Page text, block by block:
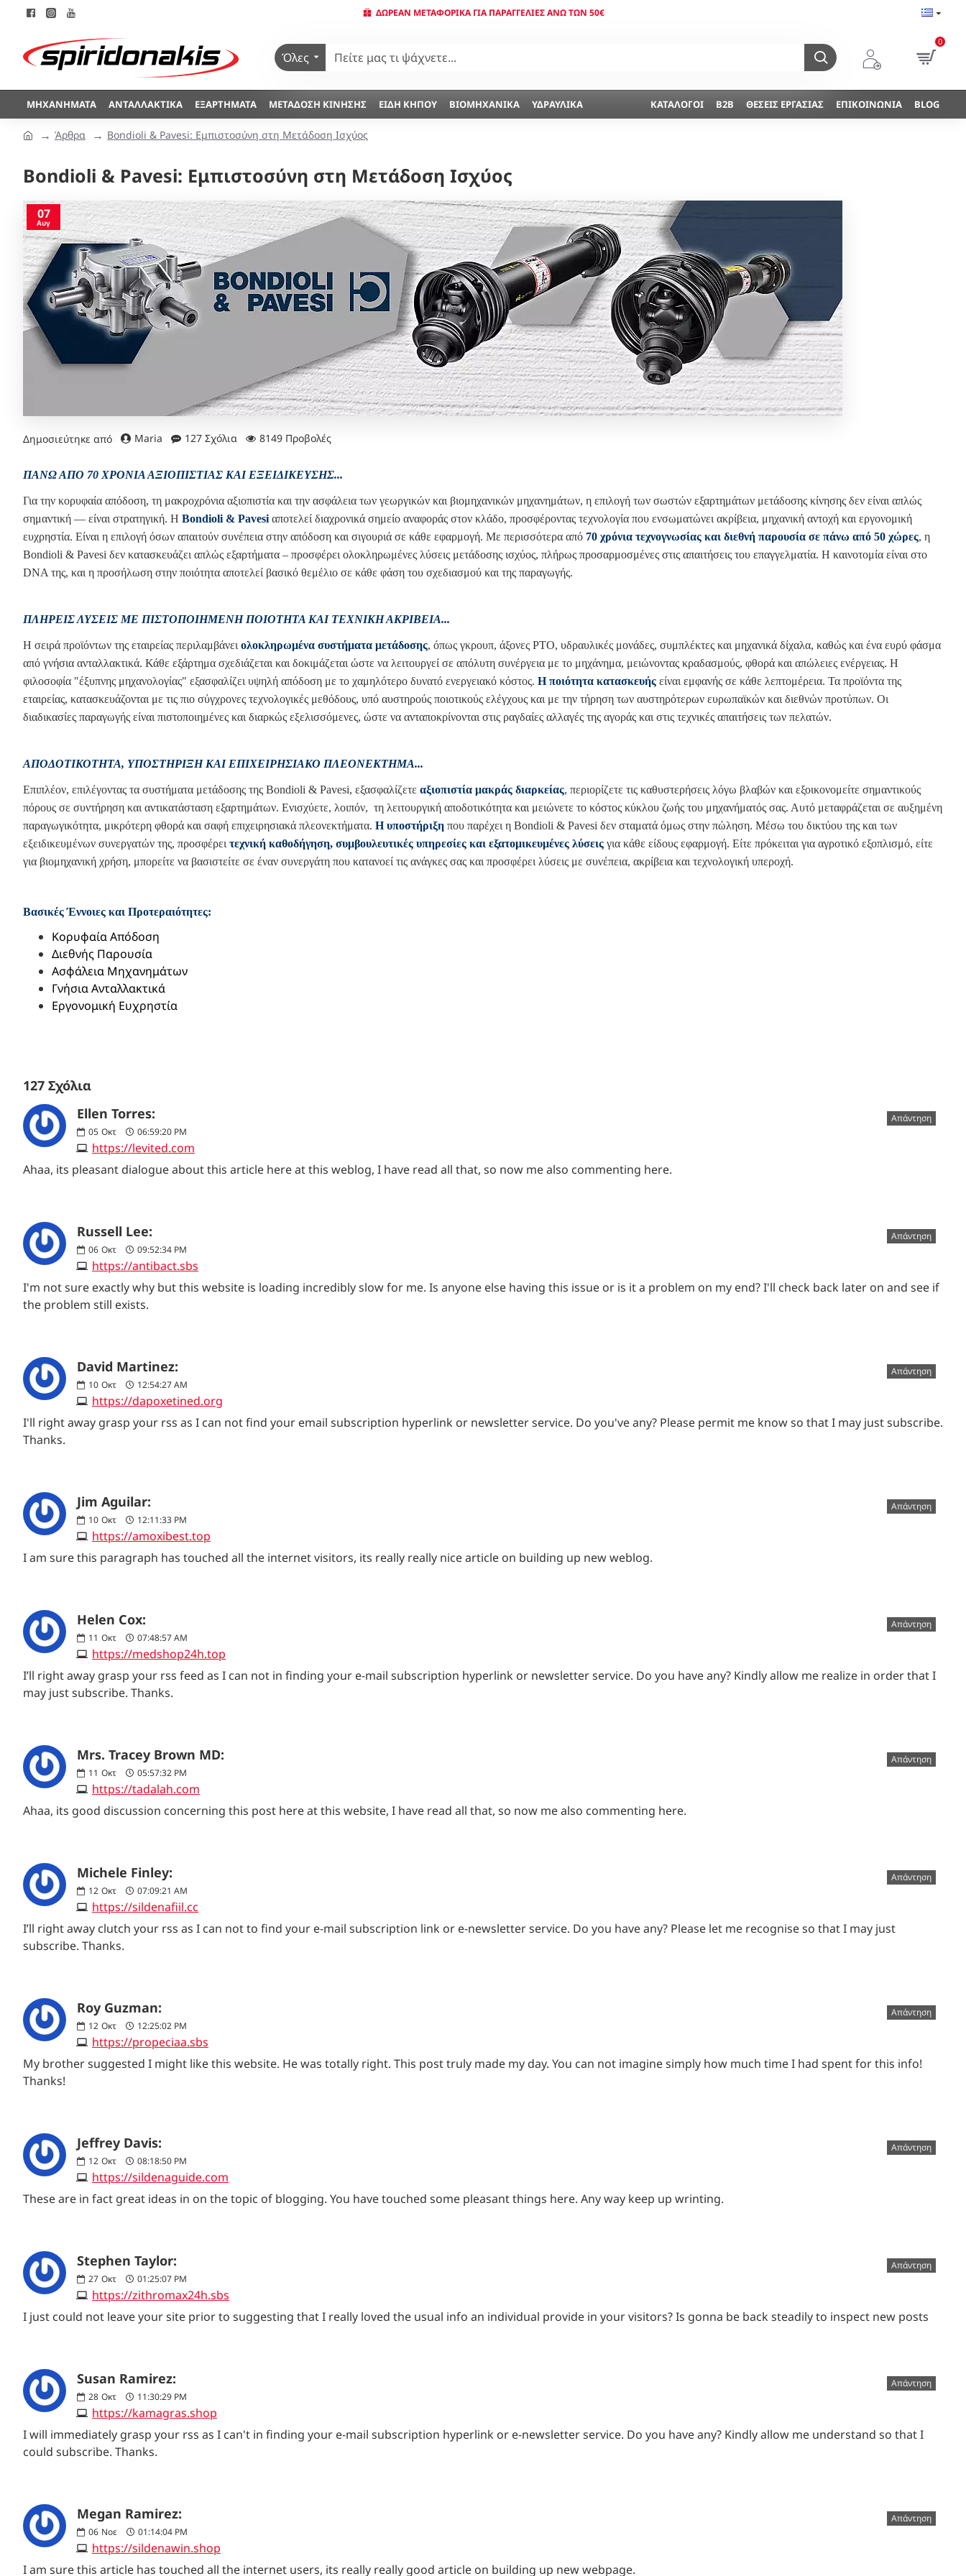
ΔΩΡΕΆΝ ΜΕΤΑΦΟΡΙΚΆ ΓΙΑ ΠΑΡΑΓΓΕΛΊΕΣ ΆΝΩ ΤΩΝ 50€
Όλες
0
ΜΗΧΑΝΉΜΑΤΑ ΑΝΤΑΛΛΑΚΤΙΚΆ ΕΞΑΡΤΉΜΑΤΑ ΜΕΤΆΔΟΣΗ ΚΊΝΗΣΗΣ ΕΊΔΗ ΚΉΠΟΥ ΒΙΟΜΗΧΑΝΙΚΆ ΥΔΡΑΥΛΙΚΆ ΚΑΤΆΛΟΓΟΙ B2B ΘΈΣΕΙΣ ΕΡΓΑΣΊΑΣ ΕΠΙΚΟΙΝΩΝΊΑ BLOG
Άρθρα Bondioli & Pavesi: Εμπιστοσύνη στη Μετάδοση Ισχύος
Bondioli & Pavesi: Εμπιστοσύνη στη Μετάδοση Ισχύος
07
Αυγ
Δημοσιεύτηκε από Maria 127 Σχόλια 8149 Προβολές
ΠΆΝΩ ΑΠΌ 70 ΧΡΌΝΙΑ ΑΞΙΟΠΙΣΤΊΑΣ ΚΑΙ ΕΞΕΙΔΊΚΕΥΣΗΣ...
Για την κορυφαία απόδοση, τη μακροχρόνια αξιοπιστία και την ασφάλεια των γεωργικών και βιομηχανικών μηχανημάτων, η επιλογή των σωστών εξαρτημάτων μετάδοσης κίνησης δεν είναι απλώς
σημαντική — είναι στρατηγική. Η Bondioli & Pavesi αποτελεί διαχρονικά σημείο αναφοράς στον κλάδο, προσφέροντας τεχνολογία που ενσωματώνει ακρίβεια, μηχανική αντοχή και εργονομική
ευχρηστία. Είναι η επιλογή όσων απαιτούν συνέπεια στην απόδοση και σιγουριά σε κάθε εφαρμογή. Με περισσότερα από 70 χρόνια τεχνογνωσίας και διεθνή παρουσία σε πάνω από 50 χώρες, η
Bondioli & Pavesi δεν κατασκευάζει απλώς εξαρτήματα – προσφέρει ολοκληρωμένες λύσεις μετάδοσης ισχύος, πλήρως προσαρμοσμένες στις απαιτήσεις του επαγγελματία. Η καινοτομία είναι στο
DNA της, και η προσήλωση στην ποιότητα αποτελεί βασικό θεμέλιο σε κάθε φάση του σχεδιασμού και της παραγωγής.
ΠΛΉΡΕΙΣ ΛΎΣΕΙΣ ΜΕ ΠΙΣΤΟΠΟΙΗΜΈΝΗ ΠΟΙΌΤΗΤΑ ΚΑΙ ΤΕΧΝΙΚΉ ΑΚΡΊΒΕΙΑ...
Η σειρά προϊόντων της εταιρείας περιλαμβάνει ολοκληρωμένα συστήματα μετάδοσης, όπως γκρουπ, άξονες PTO, υδραυλικές μονάδες, συμπλέκτες και μηχανικά δίχαλα, καθώς και ένα ευρύ φάσμα
από γνήσια ανταλλακτικά. Κάθε εξάρτημα σχεδιάζεται και δοκιμάζεται ώστε να λειτουργεί σε απόλυτη συνέργεια με το μηχάνημα, μειώνοντας κραδασμούς, φθορά και απώλειες ενέργειας. Η
φιλοσοφία "έξυπνης μηχανολογίας" εξασφαλίζει υψηλή απόδοση με το χαμηλότερο δυνατό ενεργειακό κόστος. Η ποιότητα κατασκευής είναι εμφανής σε κάθε λεπτομέρεια. Τα προϊόντα της
εταιρείας, κατασκευάζονται με τις πιο σύγχρονες τεχνολογικές μεθόδους, υπό αυστηρούς ποιοτικούς ελέγχους και με την τήρηση των αυστηρότερων ευρωπαϊκών και διεθνών προτύπων. Οι
διαδικασίες παραγωγής είναι πιστοποιημένες και διαρκώς εξελισσόμενες, ώστε να ανταποκρίνονται στις ραγδαίες αλλαγές της αγοράς και στις τεχνικές απαιτήσεις των πελατών.
ΑΠΟΔΟΤΙΚΌΤΗΤΑ, ΥΠΟΣΤΉΡΙΞΗ ΚΑΙ ΕΠΙΧΕΙΡΗΣΙΑΚΌ ΠΛΕΟΝΈΚΤΗΜΑ...
Επιπλέον, επιλέγοντας τα συστήματα μετάδοσης της Bondioli & Pavesi, εξασφαλίζετε αξιοπιστία μακράς διαρκείας, περιορίζετε τις καθυστερήσεις λόγω βλαβών και εξοικονομείτε σημαντικούς
πόρους σε συντήρηση και αντικατάσταση εξαρτημάτων. Ενισχύετε, λοιπόν, τη λειτουργική αποδοτικότητα και μειώνετε το κόστος κύκλου ζωής του μηχανήματός σας. Αυτό μεταφράζεται σε αυξημένη
παραγωγικότητα, μικρότερη φθορά και σαφή επιχειρησιακά πλεονεκτήματα. Η υποστήριξη που παρέχει η Bondioli & Pavesi δεν σταματά όμως στην πώληση. Μέσω του δικτύου της και των
εξειδικευμένων συνεργατών της, προσφέρει τεχνική καθοδήγηση, συμβουλευτικές υπηρεσίες και εξατομικευμένες λύσεις για κάθε είδους εφαρμογή. Είτε πρόκειται για αγροτικό εξοπλισμό, είτε
για βιομηχανική χρήση, μπορείτε να βασιστείτε σε έναν συνεργάτη που κατανοεί τις ανάγκες σας και προσφέρει λύσεις με συνέπεια, ακρίβεια και τεχνολογική υπεροχή.
Βασικές Έννοιες και Προτεραιότητες:
Κορυφαία Απόδοση
Διεθνής Παρουσία
Ασφάλεια Μηχανημάτων
Γνήσια Ανταλλακτικά
Εργονομική Ευχρηστία
127 Σχόλια
Ellen Torres:
05 Οκτ 06:59:20 PM
https://levited.com
Απάντηση
Ahaa, its pleasant dialogue about this article here at this weblog, I have read all that, so now me also commenting here.
Russell Lee:
06 Οκτ 09:52:34 PM
https://antibact.sbs
Απάντηση
I'm not sure exactly why but this website is loading incredibly slow for me. Is anyone else having this issue or is it a problem on my end? I'll check back later on and see if
the problem still exists.
David Martinez:
10 Οκτ 12:54:27 AM
https://dapoxetined.org
Απάντηση
I'll right away grasp your rss as I can not find your email subscription hyperlink or newsletter service. Do you've any? Please permit me know so that I may just subscribe.
Thanks.
Jim Aguilar:
10 Οκτ 12:11:33 PM
https://amoxibest.top
Απάντηση
I am sure this paragraph has touched all the internet visitors, its really really nice article on building up new weblog.
Helen Cox:
11 Οκτ 07:48:57 AM
https://medshop24h.top
Απάντηση
I’ll right away grasp your rss feed as I can not in finding your e-mail subscription hyperlink or newsletter service. Do you have any? Kindly allow me realize in order that I
may just subscribe. Thanks.
Mrs. Tracey Brown MD:
11 Οκτ 05:57:32 PM
https://tadalah.com
Απάντηση
Ahaa, its good discussion concerning this post here at this website, I have read all that, so now me also commenting here.
Michele Finley:
12 Οκτ 07:09:21 AM
https://sildenafiil.cc
Απάντηση
I’ll right away clutch your rss as I can not to find your e-mail subscription link or e-newsletter service. Do you have any? Please let me recognise so that I may just
subscribe. Thanks.
Roy Guzman:
12 Οκτ 12:25:02 PM
https://propeciaa.sbs
Απάντηση
My brother suggested I might like this website. He was totally right. This post truly made my day. You can not imagine simply how much time I had spent for this info!
Thanks!
Jeffrey Davis:
12 Οκτ 08:18:50 PM
https://sildenaguide.com
Απάντηση
These are in fact great ideas in on the topic of blogging. You have touched some pleasant things here. Any way keep up wrinting.
Stephen Taylor:
27 Οκτ 01:25:07 PM
https://zithromax24h.sbs
Απάντηση
I just could not leave your site prior to suggesting that I really loved the usual info an individual provide in your visitors? Is gonna be back steadily to inspect new posts
Susan Ramirez:
28 Οκτ 11:30:29 PM
https://kamagras.shop
Απάντηση
I will immediately grasp your rss as I can't in finding your e-mail subscription hyperlink or e-newsletter service. Do you have any? Kindly allow me understand so that I
could subscribe. Thanks.
Megan Ramirez:
06 Νοε 01:14:04 PM
https://sildenawin.shop
Απάντηση
I am sure this article has touched all the internet users, its really really good article on building up new webpage.